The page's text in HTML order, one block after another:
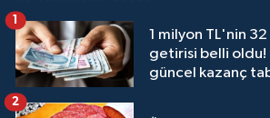
1 milyon TL'nin
getirisi belli oldu!
güncel kazanç
1
2